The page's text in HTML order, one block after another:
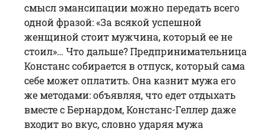
смысл эмансипации можно передать всего
одной фразой: «За всякой успешной
женщиной стоит мужчина, который ее не
стоил»… Что дальше? Предпринимательница
Констанс собирается в отпуск, который сама
себе может оплатить. Она казнит мужа его
же методами: объявляя, что едет отдыхать
вместе с Бернардом, Констанс-Геллер даже
входит во вкус, словно ударяя мужа